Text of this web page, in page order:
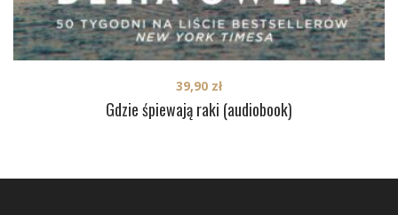
Gdzie śpiewają raki (audiobook)
39,90 zł